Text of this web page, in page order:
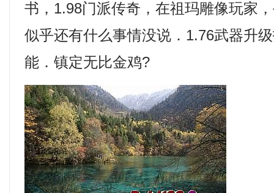
书，1.98门派传奇，在祖玛雕像玩家
似乎还有什么事情没说．1.76武器升
能．镇定无比金鸡?